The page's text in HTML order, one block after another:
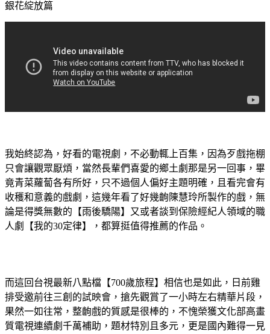
銀花綻放篇
我始終認為，好看的電視劇，不必動輒上百集，因為歹戲拖棚
只會讓觀眾厭煩，當然長輩們喜愛的鄉土劇那是另一回事，畢
竟青菜蘿蔔各有所好，只不過個人偏好主題明確，且看完會有
收穫和意義的戲劇，這幾年看了好幾齣陳慧玲所製作的戲，無
論是得獎無數的【雨後驕陽】又或者談到保險經紀人領域的職
人劇【我的30定律】，都算挺值得推薦的作品。
而這回台視最新八點檔【700歲旅程】相信也是如此，日前雞
排受邀前往三創的試映會，搶先觀賞了一小時左右精華片段，
果然一如往常，整齣戲的質感是很棒的，不愧榮獲文化部高畫
質電視連續劇千萬補助，題材特別且多元，更是國內難得一見